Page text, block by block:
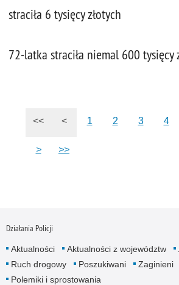
straciła 6 tysięcy złotych
72-latka straciła niemal 600 tysięcy
<< < 1 2 3 4
> >>
Działania Policji
Aktualności Aktualności z województw
Ruch drogowy
Poszukiwani Zaginieni
Polemiki i sprostowania